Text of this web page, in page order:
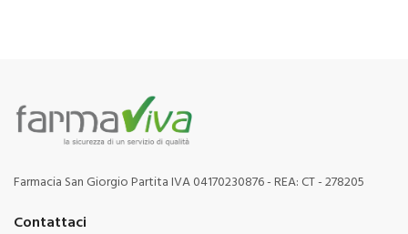
Farmacia San Giorgio Partita IVA 04170230876 - REA: CT - 278205
Contattaci